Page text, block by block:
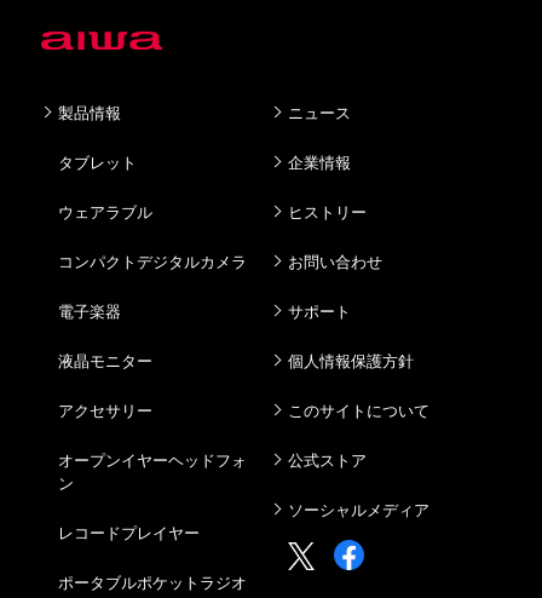
製品情報
タブレット
ウェアラブル
コンパクトデジタルカメラ
電子楽器
液晶モニター
アクセサリー
オープンイヤーヘッドフォ
ン
レコードプレイヤー
ポータブルポケットラジオ
ニュース
企業情報
ヒストリー
お問い合わせ
サポート
個人情報保護方針
このサイトについて
公式ストア
ソーシャルメディア